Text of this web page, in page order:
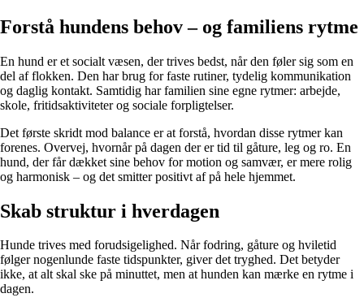
Forstå hundens behov – og familiens rytme
En hund er et socialt væsen, der trives bedst, når den føler sig som en
del af flokken. Den har brug for faste rutiner, tydelig kommunikation
og daglig kontakt. Samtidig har familien sine egne rytmer: arbejde,
skole, fritidsaktiviteter og sociale forpligtelser.
Det første skridt mod balance er at forstå, hvordan disse rytmer kan
forenes. Overvej, hvornår på dagen der er tid til gåture, leg og ro. En
hund, der får dækket sine behov for motion og samvær, er mere rolig
og harmonisk – og det smitter positivt af på hele hjemmet.
Skab struktur i hverdagen
Hunde trives med forudsigelighed. Når fodring, gåture og hviletid
følger nogenlunde faste tidspunkter, giver det tryghed. Det betyder
ikke, at alt skal ske på minuttet, men at hunden kan mærke en rytme i
dagen.